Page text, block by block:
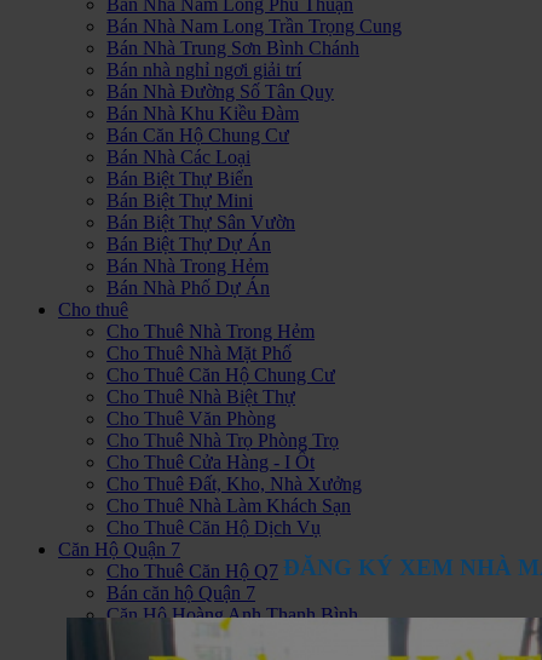
Bán Nhà Nam Long Phú Thuận
Bán Nhà Nam Long Trần Trọng Cung
Bán Nhà Trung Sơn Bình Chánh
Bán nhà nghỉ ngơi giải trí
Bán Nhà Đường Số Tân Quy
Bán Nhà Khu Kiều Đàm
Bán Căn Hộ Chung Cư
Bán Nhà Các Loại
Bán Biệt Thự Biển
Bán Biệt Thự Mini
Bán Biệt Thự Sân Vườn
Bán Biệt Thự Dự Án
Bán Nhà Trong Hẻm
Bán Nhà Phố Dự Án
Cho thuê
Cho Thuê Nhà Trong Hẻm
Cho Thuê Nhà Mặt Phố
Cho Thuê Căn Hộ Chung Cư
Cho Thuê Nhà Biệt Thự
Cho Thuê Văn Phòng
Cho Thuê Nhà Trọ Phòng Trọ
Cho Thuê Cửa Hàng - I Ốt
Cho Thuê Đất, Kho, Nhà Xưởng
Cho Thuê Nhà Làm Khách Sạn
Cho Thuê Căn Hộ Dịch Vụ
Căn Hộ Quận 7
Cho Thuê Căn Hộ Q7
Bán căn hộ Quận 7
Căn Hộ Hoàng Anh Thanh Bình
Căn Hộ Sunrise City
ĐĂNG KÝ XEM NHÀ